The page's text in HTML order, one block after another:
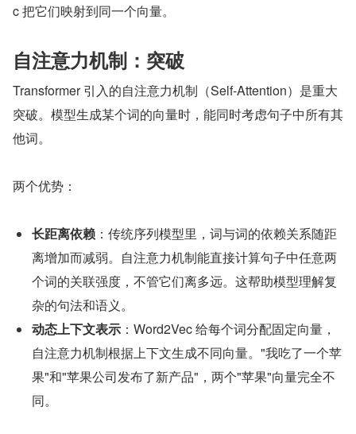
c 把它们映射到同一个向量。
自注意力机制：突破
Transformer 引入的自注意力机制（Self-Attention）是重大
突破。模型生成某个词的向量时，能同时考虑句子中所有其
他词。
两个优势：
长距离依赖 ：传统序列模型里，词与词的依赖关系随距
离增加而减弱。自注意力机制能直接计算句子中任意两
个词的关联强度，不管它们离多远。这帮助模型理解复
杂的句法和语义。
动态上下文表示 ：Word2Vec 给每个词分配固定向量，
自注意力机制根据上下文生成不同向量。"我吃了一个苹
果"和"苹果公司发布了新产品"，两个"苹果"向量完全不
同。